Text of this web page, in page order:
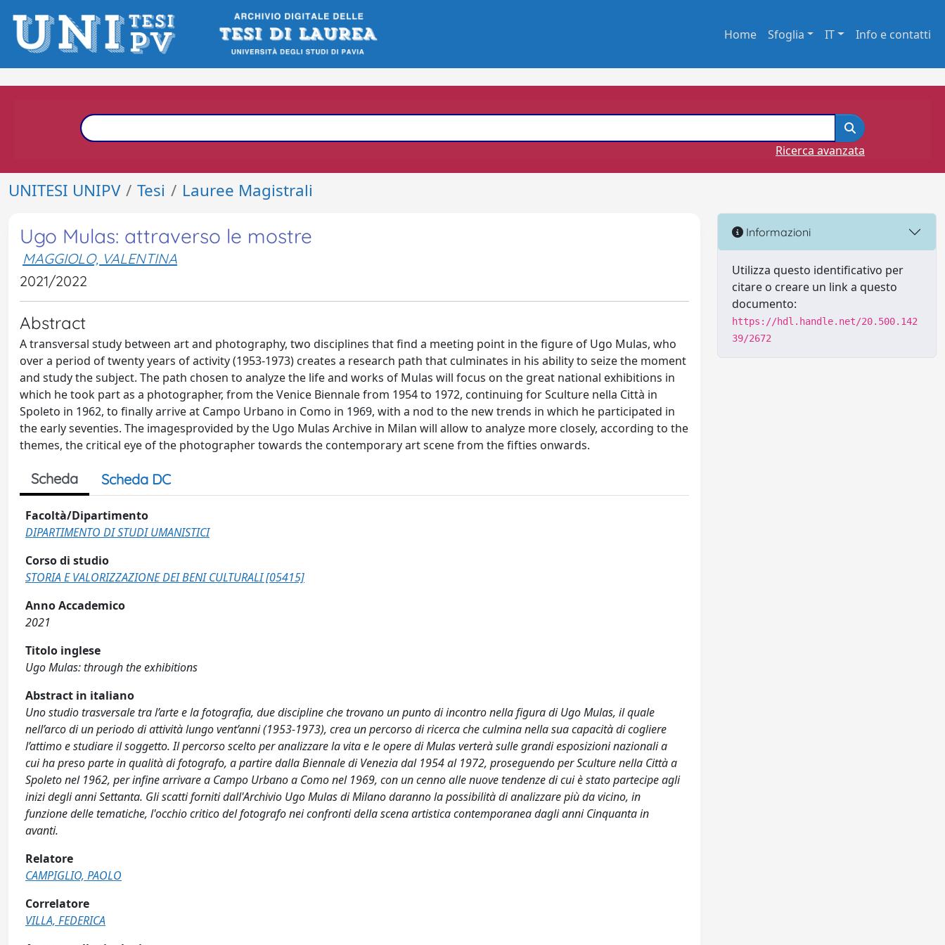
Home Sfoglia IT Info e contatti
Ricerca avanzata
UNITESI UNIPV Tesi Lauree Magistrali
Ugo Mulas: attraverso le mostre
MAGGIOLO, VALENTINA
2021/2022
Abstract
A transversal study between art and photography, two disciplines that find a meeting point in the figure of Ugo Mulas, who
over a period of twenty years of activity (1953-1973) creates a research path that culminates in his ability to seize the moment
and study the subject. The path chosen to analyze the life and works of Mulas will focus on the great national exhibitions in
which he took part as a photographer, from the Venice Biennale from 1954 to 1972, continuing for Sculture nella Città in
Spoleto in 1962, to finally arrive at Campo Urbano in Como in 1969, with a nod to the new trends in which he participated in
the early seventies. The imagesprovided by the Ugo Mulas Archive in Milan will allow to analyze more closely, according to the
themes, the critical eye of the photographer towards the contemporary art scene from the fifties onwards.
Scheda Scheda DC
Facoltà/Dipartimento
DIPARTIMENTO DI STUDI UMANISTICI
Corso di studio
STORIA E VALORIZZAZIONE DEI BENI CULTURALI [05415]
Anno Accademico
2021
Titolo inglese
Ugo Mulas: through the exhibitions
Abstract in italiano
Uno studio trasversale tra l’arte e la fotografia, due discipline che trovano un punto di incontro nella figura di Ugo Mulas, il quale
nell’arco di un periodo di attività lungo vent’anni (1953-1973), crea un percorso di ricerca che culmina nella sua capacità di cogliere
l’attimo e studiare il soggetto. Il percorso scelto per analizzare la vita e le opere di Mulas verterà sulle grandi esposizioni nazionali a
cui ha preso parte in qualità di fotografo, a partire dalla Biennale di Venezia dal 1954 al 1972, proseguendo per Sculture nella Città a
Spoleto nel 1962, per infine arrivare a Campo Urbano a Como nel 1969, con un cenno alle nuove tendenze di cui è stato partecipe agli
inizi degli anni Settanta. Gli scatti forniti dall'Archivio Ugo Mulas di Milano daranno la possibilità di analizzare più da vicino, in
funzione delle tematiche, l'occhio critico del fotografo nei confronti della scena artistica contemporanea dagli anni Cinquanta in
avanti.
Relatore
CAMPIGLIO, PAOLO
Correlatore
VILLA, FEDERICA
Informazioni
Utilizza questo identificativo per
citare o creare un link a questo
documento:
https://hdl.handle.net/20.500.142
39/2672